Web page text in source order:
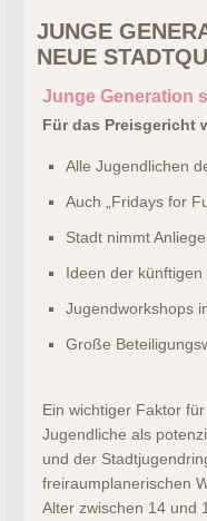
JUNGE
NEUE
Junge Generation
Für das Preisgericht
Alle Jugendlichen
Auch „Fridays for
Stadt nimmt
Ideen der
Jugendworkshops
Große
Ein wichtiger Faktor
Jugendliche als
und der
freiraumplanerischen
Alter zwischen 14 und